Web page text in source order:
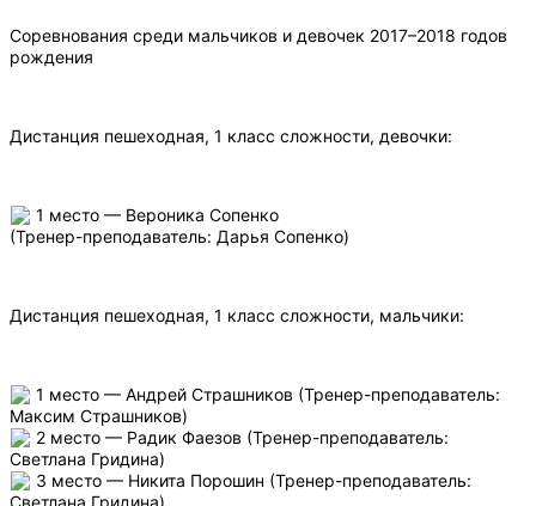
Соревнования среди мальчиков и девочек 2017–2018 годов
рождения
Дистанция пешеходная, 1 класс сложности, девочки:
1 место — Вероника Сопенко
(Тренер-преподаватель: Дарья Сопенко)
Дистанция пешеходная, 1 класс сложности, мальчики:
1 место — Андрей Страшников (Тренер-преподаватель:
Максим Страшников)
2 место — Радик Фаезов (Тренер-преподаватель:
Светлана Гридина)
3 место — Никита Порошин (Тренер-преподаватель: